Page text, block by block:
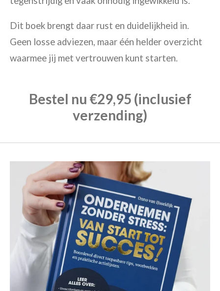
Dit boek brengt daar rust en duidelijkheid in.
Geen losse adviezen, maar één helder overzicht
waarmee jij met vertrouwen kunt starten.
Bestel nu €29,95 (inclusief
verzending)